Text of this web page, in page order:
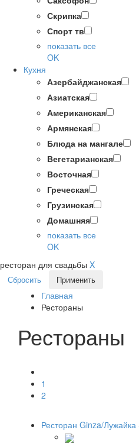
Скрипка
Спорт тв
показать все
OK
Кухня
Азербайджанская
Азиатская
Американская
Армянская
Блюда на мангале
Вегетарианская
Восточная
Греческая
Грузинская
Домашняя
показать все
OK
ресторан для свадьбы X
Сбросить Применить
Главная
Рестораны
Рестораны
1
2
Ресторан Ginza/Лужайка